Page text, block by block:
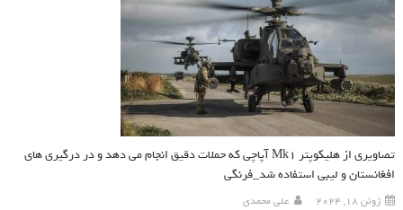
تصاویری از هلیکوپتر Mk۱ آپاچی که حملات دقیق انجام می دهد و در درگیری های
افغانستان و لیبی استفاده شد_فرنگی
ژوئن 18, 2024 علی محمدی